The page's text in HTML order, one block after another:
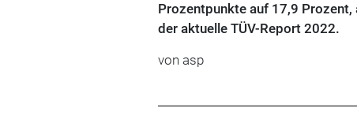
Prozentpunkte auf 17,9
der aktuelle TÜV-Report 2022.
von asp